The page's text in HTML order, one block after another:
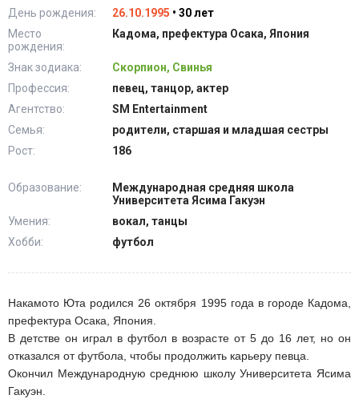
День рождения:
26.10.1995 • 30 лет
Место
рождения:
Кадома, префектура Осака, Япония
Знак зодиака:
Скорпион, Свинья
Профессия:
певец, танцор, актер
Агентство:
SM Entertainment
Семья:
родители, старшая и младшая сестры
Рост:
186
Образование:
Международная средняя школа
Университета Ясима Гакуэн
Умения:
вокал, танцы
Хобби:
футбол
Накамото Юта родился 26 октября 1995 года в городе Кадома,
префектура Осака, Япония.
В детстве он играл в футбол в возрасте от 5 до 16 лет, но он
отказался от футбола, чтобы продолжить карьеру певца.
Окончил Международную среднюю школу Университета Ясима
Гакуэн.